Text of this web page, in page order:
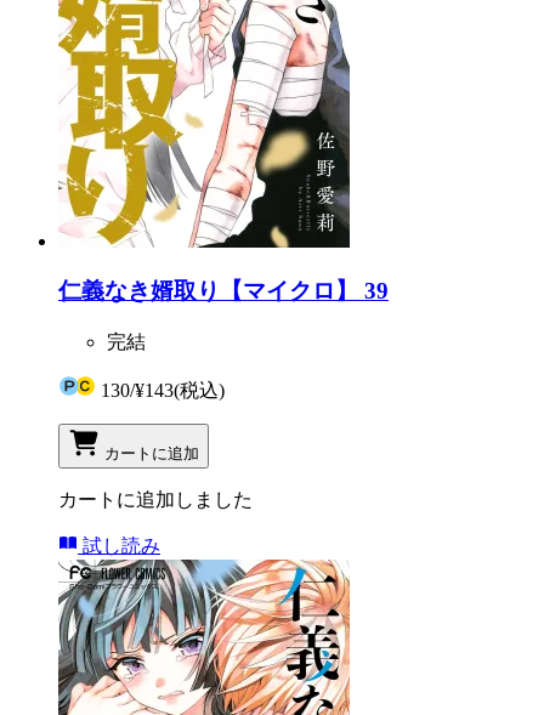
仁義なき婿取り【マイクロ】 39
完結
130/¥143(税込)
カートに追加
カートに追加しました
試し読み